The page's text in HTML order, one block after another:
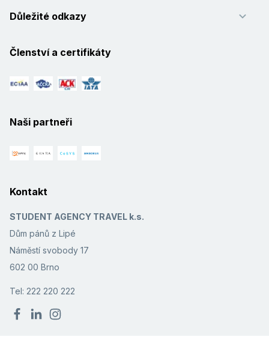
Důležité odkazy
Členství a certifikáty
Naši partneři
Kontakt
STUDENT AGENCY TRAVEL k.s.
Dům pánů z Lipé
Náměstí svobody 17
602 00 Brno
Tel: 222 220 222